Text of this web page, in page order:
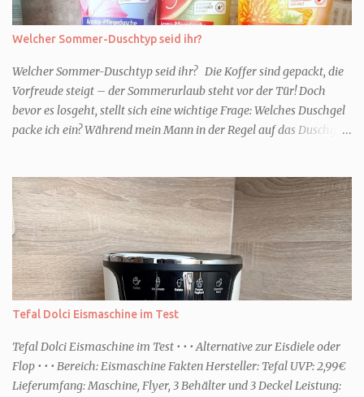
Welcher Sommer-Duschtyp seid ihr?
Welcher Sommer-Duschtyp seid ihr? Die Koffer sind gepackt, die
Vorfreude steigt – der Sommerurlaub steht vor der Tür! Doch
bevor es losgeht, stellt sich eine wichtige Frage: Welches Duschgel
packe ich ein? Während mein Mann in der Regel auf das Duschgel
Urlaub Entspannung und Wellness. Falls ihr ähnlich denkt, lasst
uns doch herausfinden, welcher Duschtyp ihr seid. TYP
GENIESSER Egal, ob Strand oder Städtetrip - für euch gehört
gutes Essen, ein guter Wein oder Cocktail, vielleicht ein gutes Buch
dazu. Ihr liebt es Sonnenuntergänge zu beobachten und genießt
einfach jeden Moment. Dann seid ihr wie ich der Typ Genießer.
Hier empfehle ich tatsächlich Düfte die zur Jahreszeit passen, weil
einem frisch-fruchtigen Duft, wie die Kneipp Aroma-Pflegedusche
“ Sommer Flirt ...
Tefal Dolci Eismaschine im Test
Tefal Dolci Eismaschine im Test • • • Alternative zur Eisdiele oder
Flop • • • Bereich: Eismaschine Fakten Hersteller: Tefal UVP: 2,99€
Lieferumfang: Maschine, Flyer, 3 Behälter und 3 Deckel Leistung: